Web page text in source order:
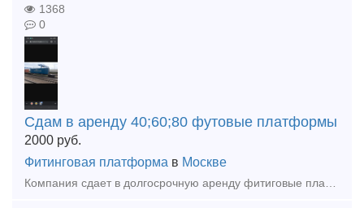
1368
0
Сдам в аренду 40;60;80 футовые платформы
2000 руб.
Фитинговая платформа в Москве